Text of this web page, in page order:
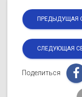
ПРЕДЫДУЩАЯ
СЛЕДУЮЩАЯ
Поделиться